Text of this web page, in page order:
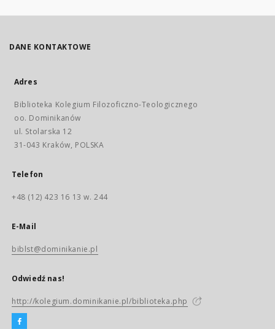
DANE KONTAKTOWE
Adres
Biblioteka Kolegium Filozoficzno-Teologicznego
oo. Dominikanów
ul. Stolarska 12
31-043 Kraków, POLSKA
Telefon
+48 (12) 423 16 13 w. 244
E-Mail
biblst@dominikanie.pl
Odwiedź nas!
http://kolegium.dominikanie.pl/biblioteka.php